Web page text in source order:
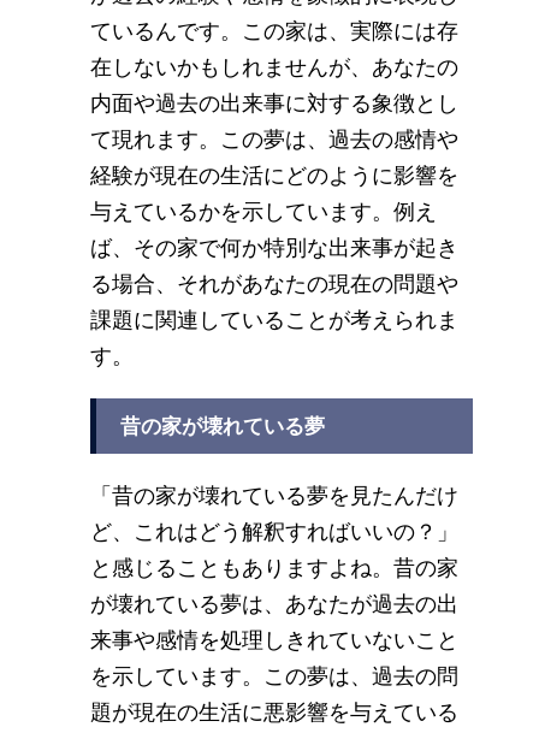
ているんです。この家は、実際には存
在しないかもしれませんが、あなたの
内面や過去の出来事に対する象徴とし
て現れます。この夢は、過去の感情や
経験が現在の生活にどのように影響を
与えているかを示しています。例え
ば、その家で何か特別な出来事が起き
る場合、それがあなたの現在の問題や
課題に関連していることが考えられま
す。
昔の家が壊れている夢
「昔の家が壊れている夢を見たんだけ
ど、これはどう解釈すればいいの？」
と感じることもありますよね。昔の家
が壊れている夢は、あなたが過去の出
来事や感情を処理しきれていないこと
を示しています。この夢は、過去の問
題が現在の生活に悪影響を与えている